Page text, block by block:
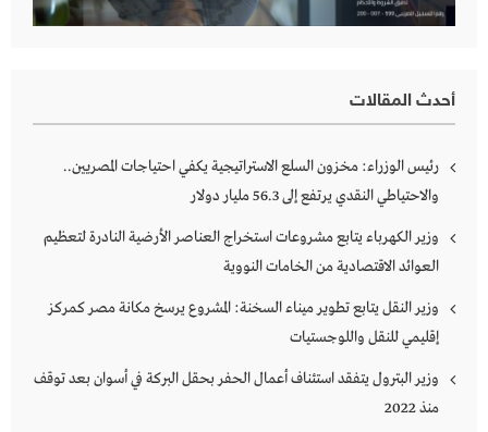
أحدث المقالات
رئيس الوزراء: مخزون السلع الاستراتيجية يكفي احتياجات المصريين..
والاحتياطي النقدي يرتفع إلى 56.3 مليار دولار
وزير الكهرباء يتابع مشروعات استخراج العناصر الأرضية النادرة لتعظيم
العوائد الاقتصادية من الخامات النووية
وزير النقل يتابع تطوير ميناء السخنة: المشروع يرسخ مكانة مصر كمركز
إقليمي للنقل واللوجستيات
وزير البترول يتفقد استئناف أعمال الحفر بحقل البركة في أسوان بعد توقف
منذ 2022